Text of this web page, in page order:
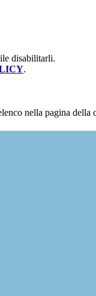
disabilitarli.
.
nella pagina della